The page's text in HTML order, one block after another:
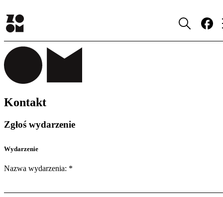
Kontakt
Zgłoś wydarzenie
Wydarzenie
Nazwa wydarzenia: *